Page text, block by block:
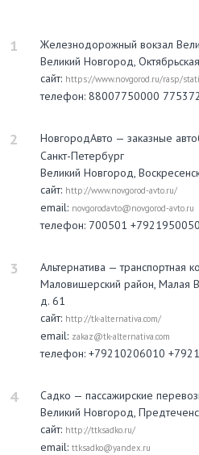
1
Железнодорожный вокзал
Великий Новгород,
сайт: https://www.novgorod.ru/rasp/
телефон: 88007750000 775372
2
НовгородАвто — заказные
Санкт-Петербург
Великий Новгород,
сайт: http://www.novgorod-avto.ru/
email: novgorodavto@novgorod-avto.ru
телефон: 700501
3
Альтернатива — транспортная
Маловишерский район, Малая
д. 61
сайт: http://tk-alternativa.com/
email: zakaz@tk-alternativa.com
телефон: +79210206010
4
Садко — пассажирские
Великий Новгород,
сайт: http://ttksadko.ru/
email: ttksadko@yandex.ru